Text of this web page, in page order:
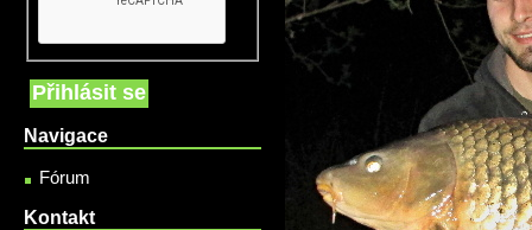
Navigace
Fórum
Kontakt